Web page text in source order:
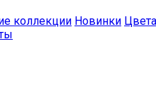
коллекции Новинки Цвета